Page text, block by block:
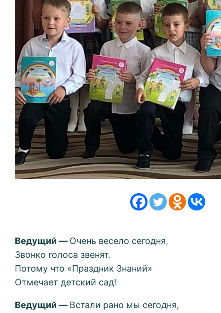
Ведущий — Очень весело сегодня,
Звонко голоса звенят.
Потому что «Праздник Знаний»
Отмечает детский сад!
Ведущий — Встали рано мы сегодня,